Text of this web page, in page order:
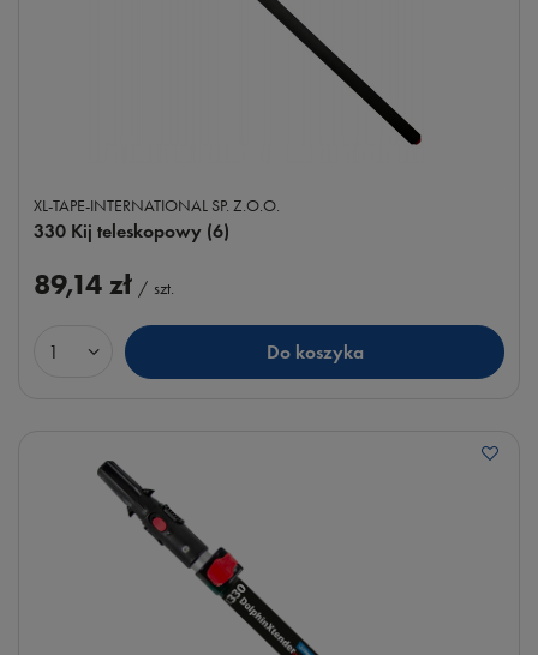
XL-TAPE-INTERNATIONAL SP. Z.O.O.
330 Kij teleskopowy (6)
89,14 zł / szt.
Ilość produktów Do koszyka